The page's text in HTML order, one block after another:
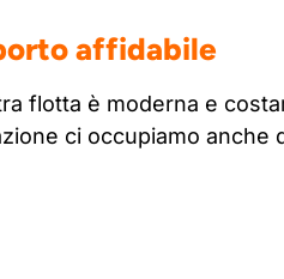
affidabile
flotta è moderna e
ci occupiamo anche